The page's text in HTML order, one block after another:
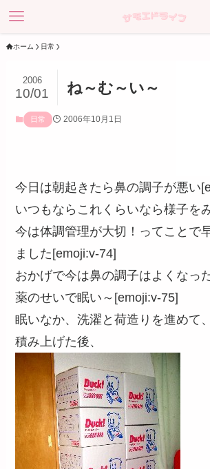
ホーム 日常
ね～む～い～
2006
10/01
日常 2006年10月1日
今日は朝起きたら鼻の調子が悪い
いつもならこれくらいなら様子を
今は体調管理が大切！ってことで
ました[emoji:v-74]
おかげで今は鼻の調子はよくなっ
薬のせいで眠い～[emoji:v-75]
眠いなか、洗濯と荷造りを進めて
積み上げた後、